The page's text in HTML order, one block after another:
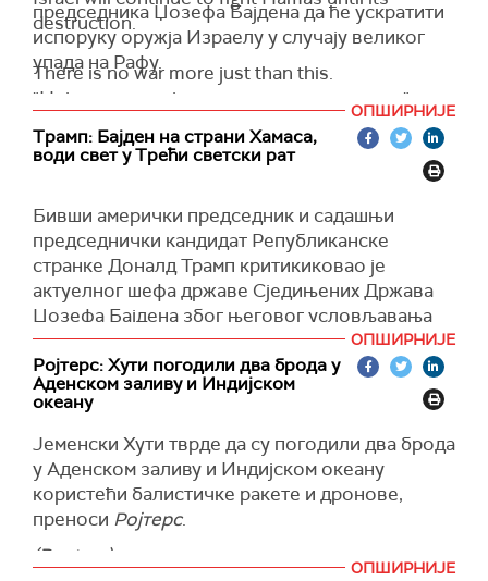
председника Џозефа Бајдена да ће ускратити
испоруку оружја Израелу у случају великог
упада на Рафу.
"Ниједан рат није више оправдан од овог",
(X – Twitter)
destruction.
There is no war more just than this.
— ישראל כ”ץ Israel Katz (@Israel_katz)May 9, 2024
ОПШИРНИЈЕ
Трамп: Бајден на страни Хамаса,
води свет у Трећи светски рат
Бивши амерички председник и садашњи
председнички кандидат Републиканске
странке Доналд Трамп критикиковао је
актуелног шефа државе Сједињених Држава
Џозефа Бајдена због његовог условљавања
испоруке америчког оружја Израелу.
"Бајден је на страни ових терориста (мислећи
на Хамас) и свет води у Трећи светски рат, баш
који преузимају наше факултетске кампусе, јер
их његови донатори финансирају", навео је
Трамп.
TruthSocial)
ОПШИРНИЈЕ
Ројтерс: Хути погодили два брода у
Аденском заливу и Индијском
океану
Јеменски Хути тврде да су погодили два брода
у Аденском заливу и Индијском океану
користећи балистичке ракете и дронове,
преноси Ројтерс.
(Reuters)
ОПШИРНИЈЕ